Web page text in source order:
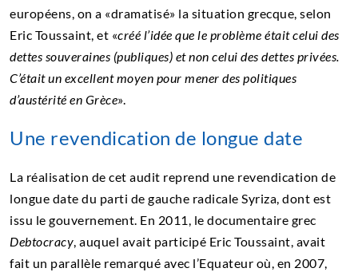
européens, on a «dramatisé» la situation grecque, selon
Eric Toussaint, et «créé l’idée que le problème était celui des
dettes souveraines (publiques) et non celui des dettes privées.
C’était un excellent moyen pour mener des politiques
d’austérité en Grèce».
Une revendication de longue date
La réalisation de cet audit reprend une revendication de
longue date du parti de gauche radicale Syriza, dont est
issu le gouvernement. En 2011, le documentaire grec
Debtocracy, auquel avait participé Eric Toussaint, avait
fait un parallèle remarqué avec l’Equateur où, en 2007,